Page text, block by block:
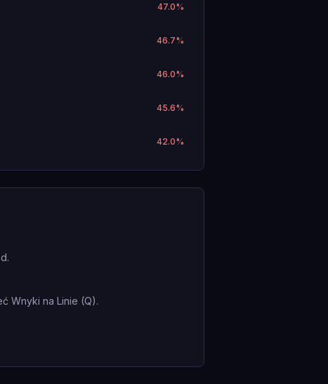
47.0%
46.7%
46.0%
45.6%
42.0%
Wnyki na Linie (Q).